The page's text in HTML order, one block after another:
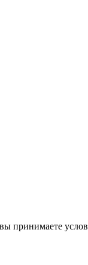
принимаете